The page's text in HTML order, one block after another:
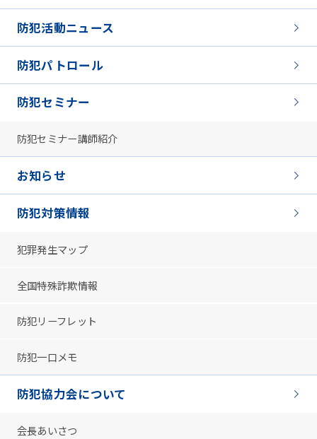
防犯活動ニュース
防犯パトロール
防犯セミナー
防犯セミナー講師紹介
お知らせ
防犯対策情報
犯罪発生マップ
全国特殊詐欺情報
防犯リーフレット
防犯一口メモ
防犯協力会について
会長あいさつ